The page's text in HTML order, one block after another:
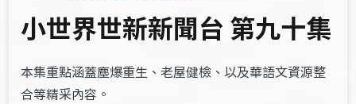
小世界世新新聞台 第九十集
本集重點涵蓋塵爆重生、老屋健檢、以及華語文資源整
合等精采內容。